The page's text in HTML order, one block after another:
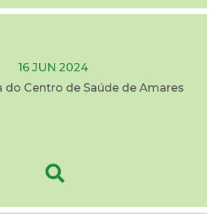
16 JUN 2024
do Centro de Saúde de Amares